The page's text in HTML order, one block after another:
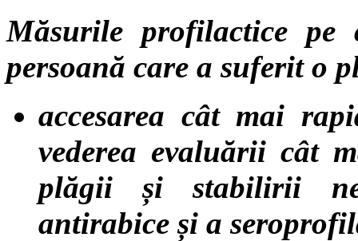
Măsurile profilactice
persoană care a suferit o
accesarea cât mai
vederea evaluării cât
plăgii și stabilirii
antirabice și a